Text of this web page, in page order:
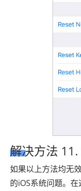
解决方法
如果以上方法均无
的iOS系统问题。